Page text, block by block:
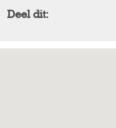
Deel dit: